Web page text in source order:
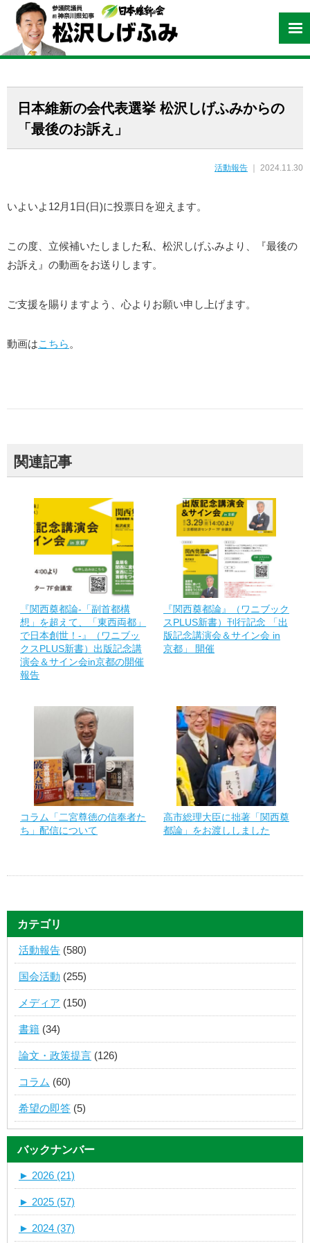
日本維新の会代表選挙 松沢しげふみからの
「最後のお訴え」
活動報告 ｜ 2024.11.30
いよいよ12月1日(日)に投票日を迎えます。
この度、立候補いたしました私、松沢しげふみより、『最後の
お訴え』の動画をお送りします。
ご支援を賜りますよう、心よりお願い申し上げます。
動画はこちら 。
関連記事
『関西奠都論-「副首都構
想」を超えて、「東西両都」
で日本創世！-』（ワニブッ
クスPLUS新書）出版記念講
演会＆サイン会in京都の開催
報告
『関西奠都論』（ワニブック
スPLUS新書）刊行記念 「出
版記念講演会＆サイン会 in
京都」 開催
コラム「二宮尊徳の信奉者た
ち」配信について
高市総理大臣に拙著「関西奠
都論」をお渡ししました
カテゴリ
活動報告 (580)
国会活動 (255)
メディア (150)
書籍 (34)
論文・政策提言 (126)
コラム (60)
希望の即答 (5)
バックナンバー
► 2026 (21)
► 2025 (57)
► 2024 (37)